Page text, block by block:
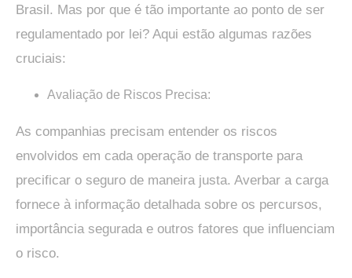
Brasil. Mas por que é tão importante ao ponto de ser
regulamentado por lei? Aqui estão algumas razões
cruciais:
Avaliação de Riscos Precisa:
As companhias precisam entender os riscos
envolvidos em cada operação de transporte para
precificar o seguro de maneira justa. Averbar a carga
fornece à informação detalhada sobre os percursos,
importância segurada e outros fatores que influenciam
o risco.